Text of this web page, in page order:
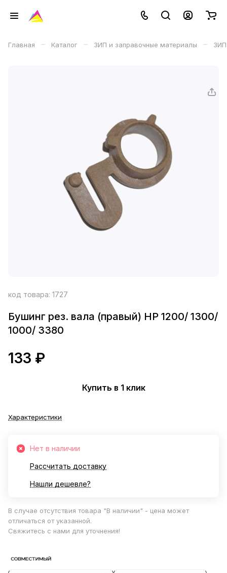
Главная – Каталог – ЗИП и заправочные материалы – ЗИП
код товара: 1727
Бушинг рез. вала (правый) HP 1200/ 1300/
1000/ 3380
133 ₽
Купить в 1 клик
Характеристики
Нет в наличии
Рассчитать доставку
Нашли дешевле?
В случае отсутствия товара "В наличии" - цена может
отличаться от указанной.
Свяжитесь с нами для уточнения!